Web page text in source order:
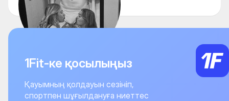
1Fit-ке қосылыңыз
Қауымның қолдауын сезініп,
спортпен шұғылдануға ниеттес